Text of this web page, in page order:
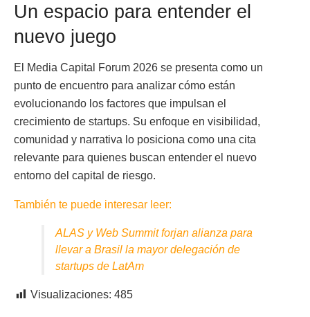
Un espacio para entender el
nuevo juego
El Media Capital Forum 2026 se presenta como un
punto de encuentro para analizar cómo están
evolucionando los factores que impulsan el
crecimiento de startups. Su enfoque en visibilidad,
comunidad y narrativa lo posiciona como una cita
relevante para quienes buscan entender el nuevo
entorno del capital de riesgo.
También te puede interesar leer:
ALAS y Web Summit forjan alianza para
llevar a Brasil la mayor delegación de
startups de LatAm
Visualizaciones: 485